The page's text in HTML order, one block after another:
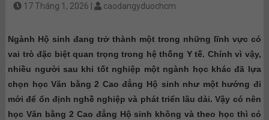
17 Tháng 1, 2026 | caodangyduochcm
Ngành Hộ sinh đang trở thành một trong những lĩnh vực có
vai trò đặc biệt quan trọng trong hệ thống Y tế. Chính vì vậy,
nhiều người sau khi tốt nghiệp một ngành học khác đã lựa
chọn học Văn bằng 2 Cao đẳng Hộ sinh như một hướng đi
mới để ổn định nghề nghiệp và phát triển lâu dài. Vậy có nên
học Văn bằng 2 Cao đẳng Hộ sinh không và theo học thì có